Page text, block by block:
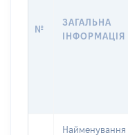
№
ЗАГАЛЬНА
ІНФОРМАЦІЯ
Найменування